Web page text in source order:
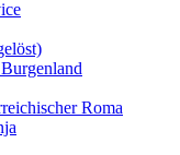
Roma